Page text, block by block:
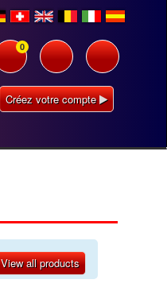
0
Créez votre compte
View all products